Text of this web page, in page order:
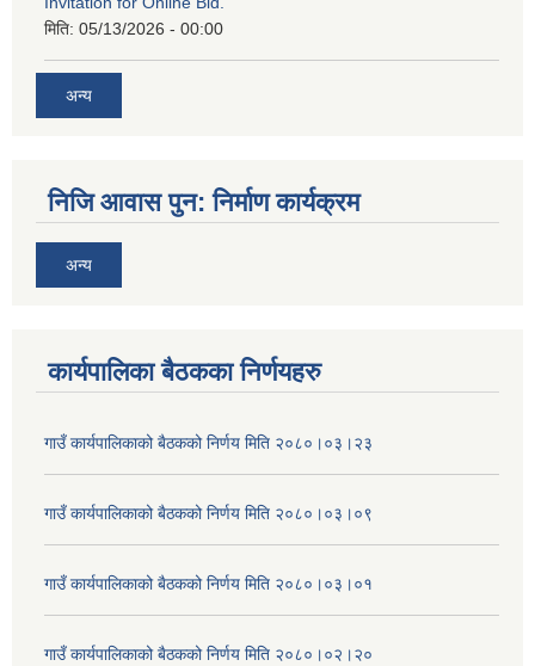
मिति: 05/13/2026 - 00:00
अन्य
निजि आवास पुन: निर्माण कार्यक्रम
अन्य
कार्यपालिका बैठकका निर्णयहरु
गाउँ कार्यपालिकाको बैठकको निर्णय मिति २०८०।०३।२३
गाउँ कार्यपालिकाको बैठकको निर्णय मिति २०८०।०३।०९
गाउँ कार्यपालिकाको बैठकको निर्णय मिति २०८०।०३।०१
गाउँ कार्यपालिकाको बैठकको निर्णय मिति २०८०।०२।२०